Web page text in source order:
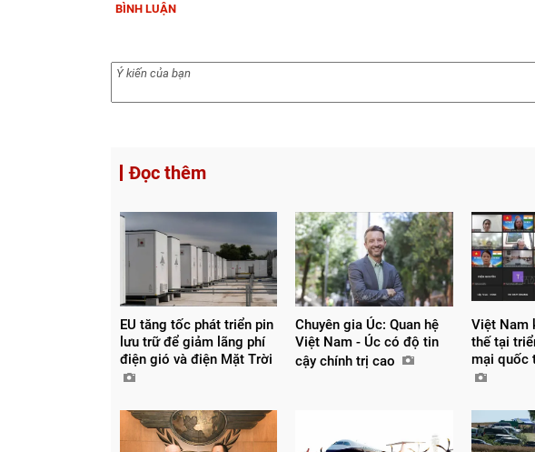
BÌNH LUẬN
Đọc thêm
EU tăng tốc phát triển pin
lưu trữ để giảm lãng phí
điện gió và điện Mặt Trời
Chuyên gia Úc: Quan hệ
Việt Nam - Úc có độ tin
cậy chính trị cao
Việt Nam
thế tại
mại quốc